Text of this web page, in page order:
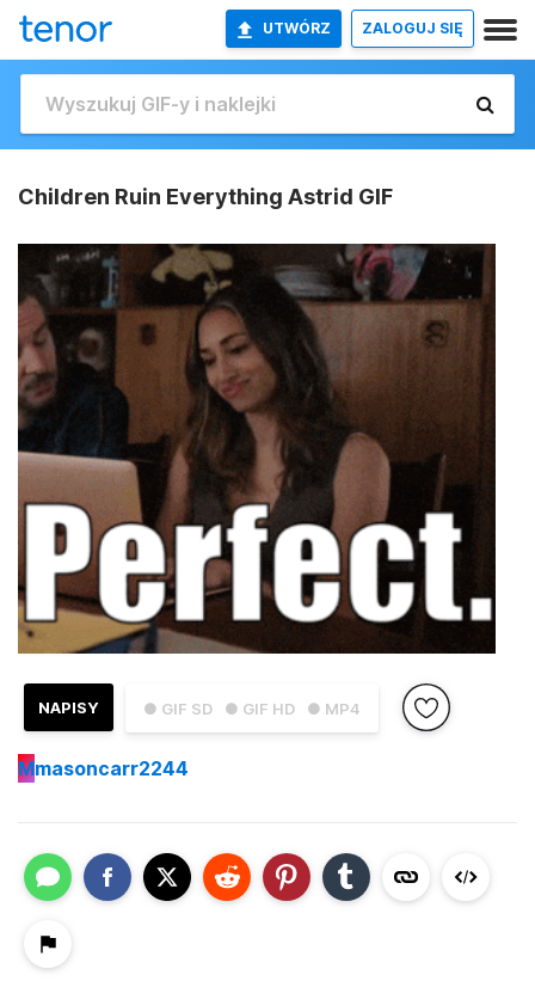
UTWÓRZ ZALOGUJ SIĘ
Children Ruin Everything Astrid GIF
● GIF SD ● GIF HD ● MP4
NAPISY
Mmasoncarr2244